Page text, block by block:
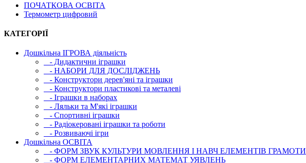
ПОЧАТКОВА ОСВIТА
Термометр цифровий
КАТЕГОРІЇ
Дошкільна ІГРОВА діяльність
- Дидактични іграшки
- НАБОРИ ДЛЯ ДОСЛІДЖЕНЬ
- Конструктори дерев'яні та іграшки
- Конструктори пластикові та металеві
- Іграшки в наборах
- Ляльки та М'які іграшки
- Спортивні іграшки
- Радіокеровані іграшки та роботи
- Розвиваючі ігри
Дошкільна ОСВIТА
- ФОРМ ЗВУК КУЛЬТУРИ МОВЛЕННЯ І НАВЧ ЕЛЕМЕНТІВ ГРАМОТИ
- ФОРМ ЕЛЕМЕНТАРНИХ МАТЕМАТ УЯВЛЕНЬ